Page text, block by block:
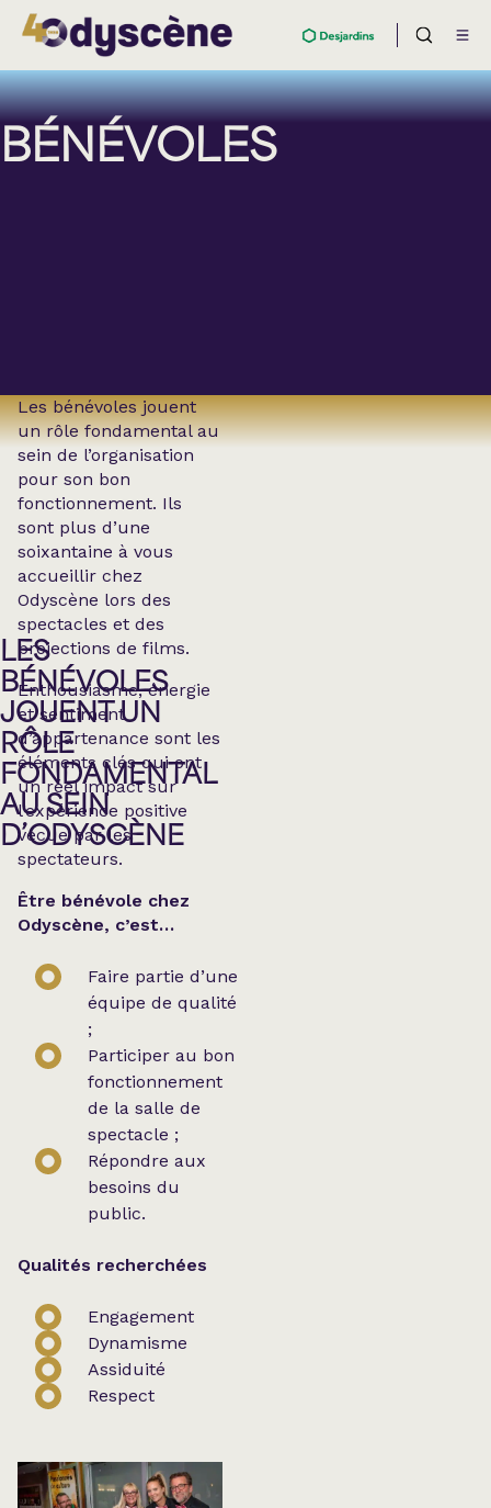
BÉNÉVOLES
LES
BÉNÉVOLES
JOUENT UN
RÔLE
FONDAMENTAL
AU SEIN
D’ODYSCÈNE
Les bénévoles jouent
un rôle fondamental au
sein de l’organisation
pour son bon
fonctionnement. Ils
sont plus d’une
soixantaine à vous
accueillir chez
Odyscène lors des
spectacles et des
projections de films.
Enthousiasme, énergie
et sentiment
d’appartenance sont les
éléments clés qui ont
un réel impact sur
l’expérience positive
vécue par les
spectateurs.
Être bénévole chez
Odyscène, c’est…
Faire partie d’une
équipe de qualité
;
Participer au bon
fonctionnement
de la salle de
spectacle ;
Répondre aux
besoins du
public.
Qualités recherchées
Engagement
Dynamisme
Assiduité
Respect